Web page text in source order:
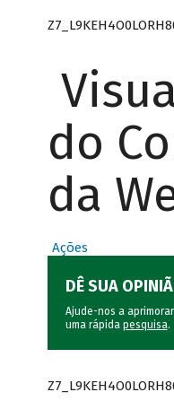
do
da
Ações
DÊ SUA
Ajude-nos a
uma rápida pesquisa.